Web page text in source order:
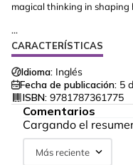
magical thinking in shaping
...
CARACTERÍSTICAS
Idioma: Inglés
Fecha de publicación: 5
ISBN: 9781787361775
Comentarios
Cargando el
Más reciente